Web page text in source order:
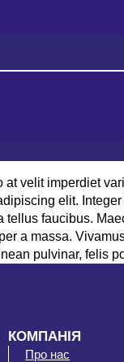
velit imperdiet
elit.
faucibus.
a massa.
pulvinar, felis
КОМПАНІЯ
Про нас